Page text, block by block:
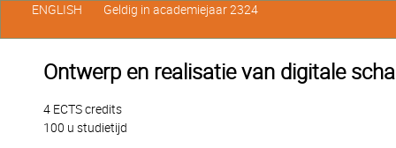
Ontwerp en realisatie van digitale
4 ECTS credits
100 u studietijd
ENGLISH Geldig in academiejaar 2324